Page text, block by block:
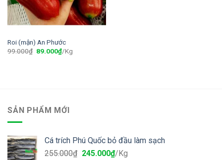
Roi (mận) An Phước
99.000₫ 89.000₫/Kg
SẢN PHẨM MỚI
Cá trích Phú Quốc bỏ đầu làm sạch
255.000₫ 245.000₫/Kg